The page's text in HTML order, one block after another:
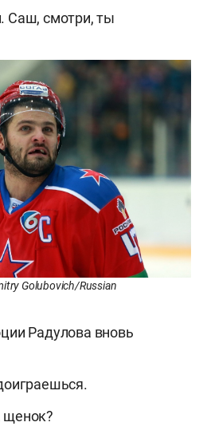
смотри, ты
Golubovich/Russian
Радулова вновь